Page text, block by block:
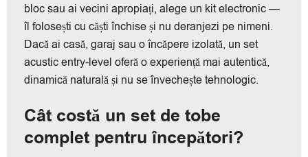
bloc sau ai vecini apropiați, alege un kit electronic —
îl folosești cu căști închise și nu deranjezi pe nimeni.
Dacă ai casă, garaj sau o încăpere izolată, un set
acustic entry-level oferă o experiență mai autentică,
dinamică naturală și nu se învechește tehnologic.
Cât costă un set de tobe
complet pentru începători?